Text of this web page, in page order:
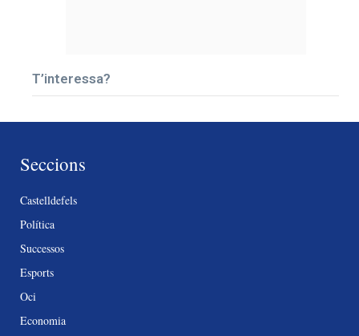
T’interessa?
Seccions
Castelldefels
Política
Successos
Esports
Oci
Economia